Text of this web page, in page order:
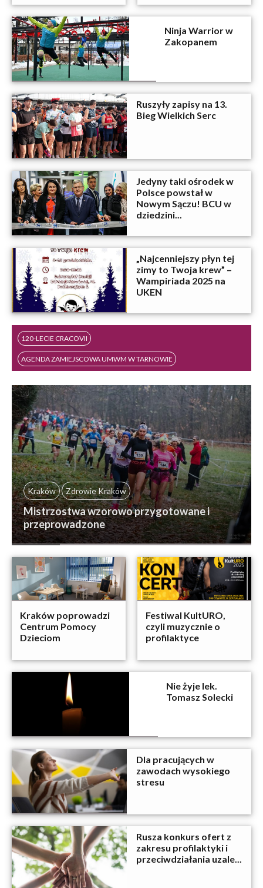
Ninja Warrior w
Zakopanem
Ruszyły zapisy na 13.
Bieg Wielkich Serc
Jedyny taki ośrodek w
Polsce powstał w
Nowym Sączu! BCU w
dziedzini...
„Najcenniejszy płyn tej
zimy to Twoja krew” –
Wampiriada 2025 na
UKEN
120-LECIE CRACOVII
AGENDA ZAMIEJSCOWA UMWM W TARNOWIE
bezpieczeństwo bieganie #bieganie
BRANŻOWE CENTRUM UMIEJĘTNOŚCI
BRANŻOWE CENTRUM UMIEJĘTNOŚCI W DZIEDZINIE TECHNIKA
MASAŻU
Kraków Zdrowie Kraków
Mistrzostwa wzorowo przygotowane i
przeprowadzone
Kraków poprowadzi
Centrum Pomocy
Dzieciom
Festiwal KultURO,
czyli muzycznie o
profilaktyce
Nie żyje lek.
Tomasz Solecki
Dla pracujących w
zawodach wysokiego
stresu
Rusza konkurs ofert z
zakresu profilaktyki i
przeciwdziałania uzale...